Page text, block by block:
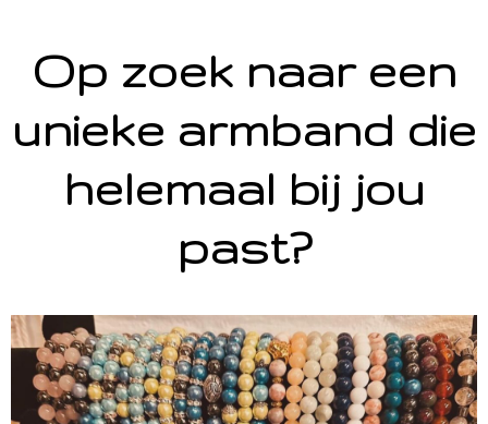
Op zoek naar een
unieke armband die
helemaal bij jou
past?